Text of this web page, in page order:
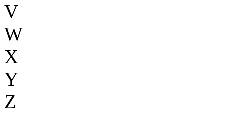
V
W
X
Y
Z